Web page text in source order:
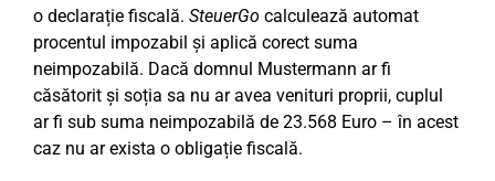
o declarație fiscală. SteuerGo calculează automat
procentul impozabil și aplică corect suma
neimpozabilă. Dacă domnul Mustermann ar fi
căsătorit și soția sa nu ar avea venituri proprii, cuplul
ar fi sub suma neimpozabilă de 23.568 Euro – în acest
caz nu ar exista o obligație fiscală.